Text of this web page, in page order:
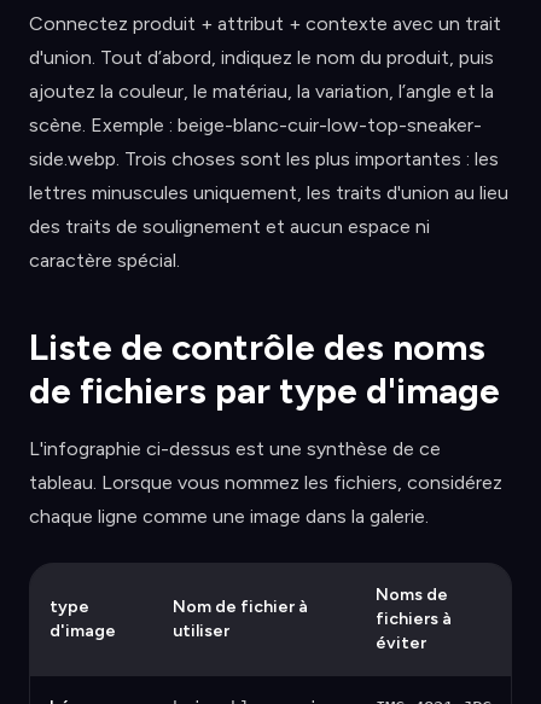
Connectez produit + attribut + contexte avec un trait
d'union. Tout d’abord, indiquez le nom du produit, puis
ajoutez la couleur, le matériau, la variation, l’angle et la
scène. Exemple : beige-blanc-cuir-low-top-sneaker-
side.webp. Trois choses sont les plus importantes : les
lettres minuscules uniquement, les traits d'union au lieu
des traits de soulignement et aucun espace ni
caractère spécial.
Liste de contrôle des noms
de fichiers par type d'image
L'infographie ci-dessus est une synthèse de ce
tableau. Lorsque vous nommez les fichiers, considérez
chaque ligne comme une image dans la galerie.
type
d'image
Nom de fichier à
utiliser
Noms de
fichiers à
éviter